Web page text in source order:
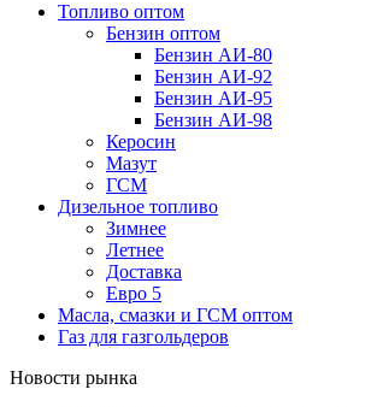
Топливо оптом
Бензин оптом
Бензин АИ-80
Бензин АИ-92
Бензин АИ-95
Бензин АИ-98
Керосин
Мазут
ГСМ
Дизельное топливо
Зимнее
Летнее
Доставка
Евро 5
Масла, смазки и ГСМ оптом
Газ для газгольдеров
Новости рынка